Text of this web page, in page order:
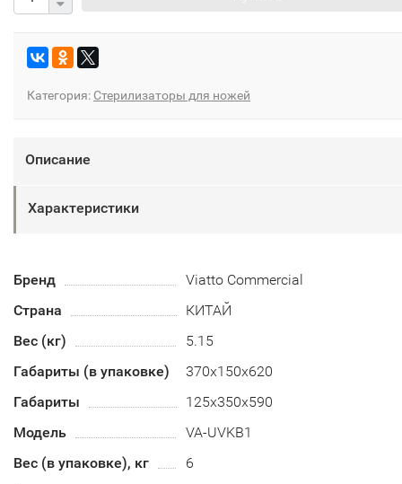
Категория: Стерилизаторы для ножей
Описание
Характеристики
Бренд
Viatto Commercial
Страна
КИТАЙ
Вес (кг)
5.15
Габариты (в упаковке)
370х150х620
Габариты
125х350х590
Модель
VA-UVKB1
Вес (в упаковке), кг
6